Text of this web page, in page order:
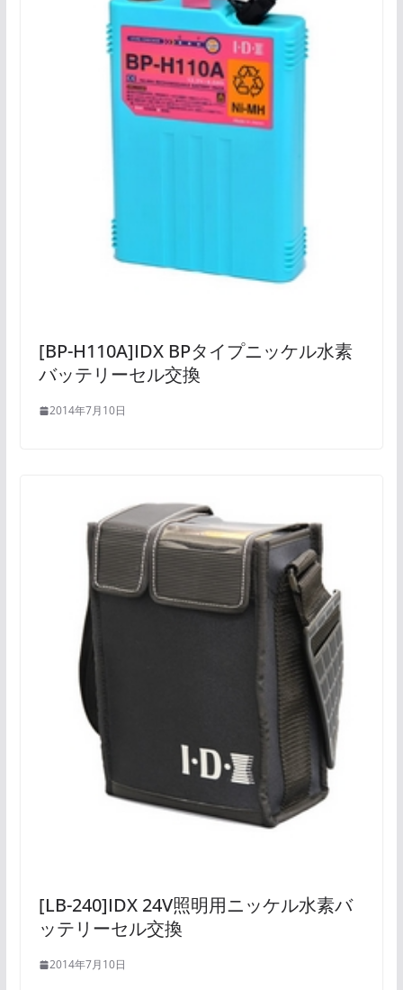
[BP-H110A]IDX BPタイプニッケル水素
バッテリーセル交換
2014年7月10日
[LB-240]IDX 24V照明用ニッケル水素バ
ッテリーセル交換
2014年7月10日